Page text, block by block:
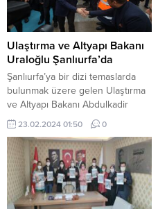
Ulaştırma ve Altyapı Bakanı
Uraloğlu Şanlıurfa’da
Şanlıurfa’ya bir dizi temaslarda
bulunmak üzere gelen Ulaştırma
ve Altyapı Bakanı Abdulkadir
Uraloğlu, GAP Havalimanı’nda Vali
Hasan Şıldak ve protokol
tarafından karşılandı. Bakan
Uraloğlu, Şanlıurfa Valiliği’ne
geçerek Vali Hasan Şıldak’ı
ziyaret etti. Hatıra defterini
imzalayan Uraloğlu, daha sonra
23.02.2024 01:50 0